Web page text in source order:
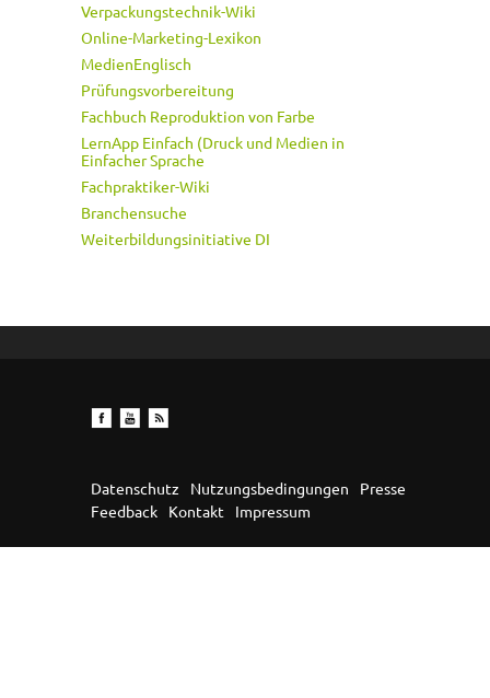
Verpackungstechnik-Wiki
Online-Marketing-Lexikon
MedienEnglisch
Prüfungsvorbereitung
Fachbuch Reproduktion von Farbe
LernApp Einfach (Druck und Medien in
Einfacher Sprache
Fachpraktiker-Wiki
Branchensuche
Weiterbildungsinitiative DI
Datenschutz Nutzungsbedingungen
Presse
Feedback
Kontakt Impressum